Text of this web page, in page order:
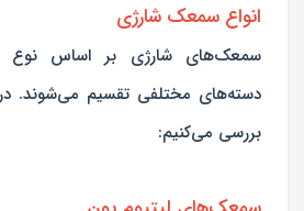
انواع سمعک شارژی
سمعک‌های شارژی بر اساس نوع
دسته‌های مختلفی تقسیم می‌شوند. در
بررسی می‌کنیم: